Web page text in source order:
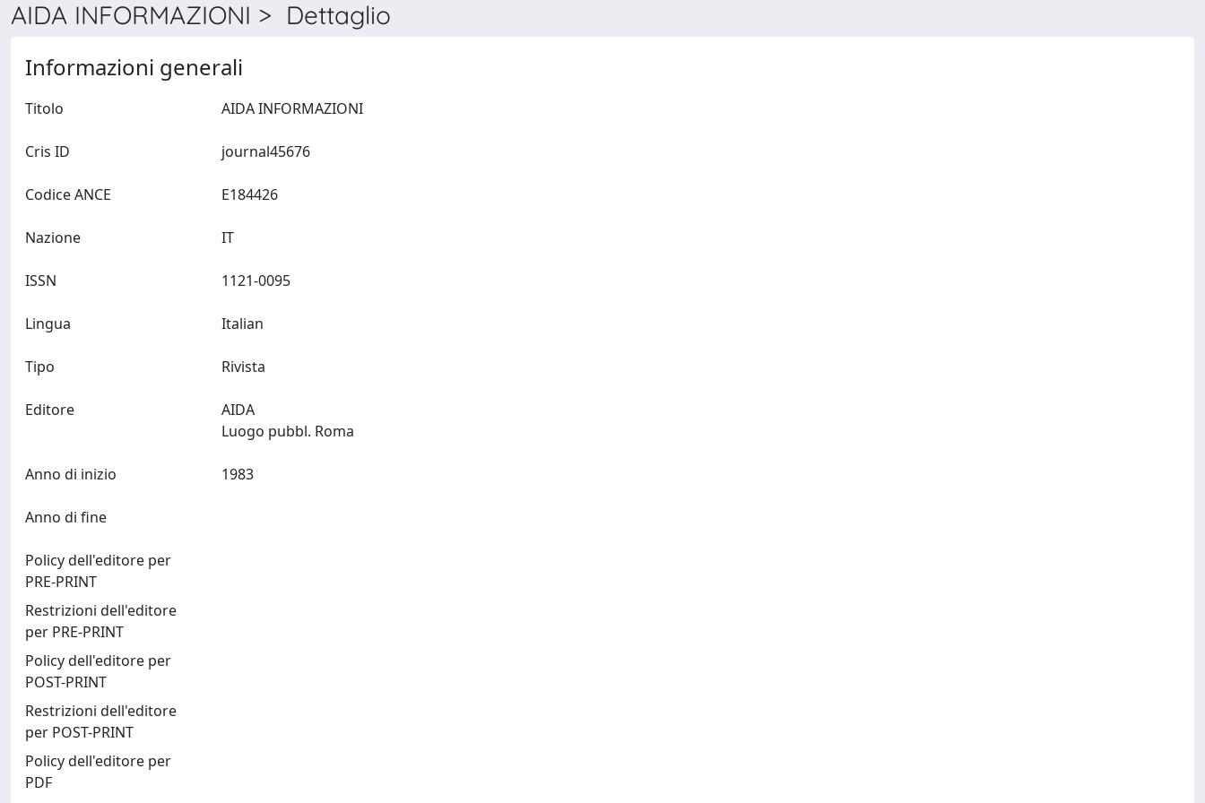
AIDA INFORMAZIONI > Dettaglio
Informazioni generali
Titolo
Cris ID
Codice ANCE
Nazione
ISSN
Lingua
Tipo Rivista
Editore
AIDA
Anno di inizio
Anno di fine
Policy dell'editore per
PRE-PRINT
Restrizioni dell'editore
per PRE-PRINT
Policy dell'editore per
POST-PRINT
Restrizioni dell'editore
per POST-PRINT
Policy dell'editore per
PDF